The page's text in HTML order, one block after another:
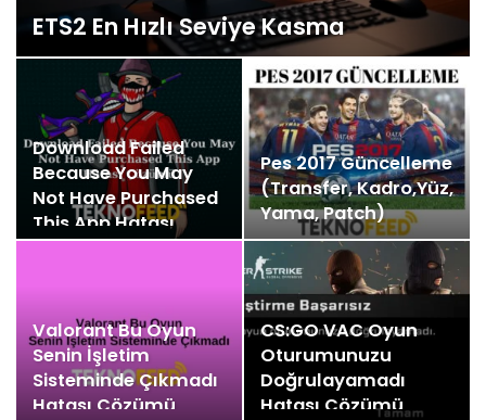
ETS2 En Hızlı Seviye Kasma
Download Failed
Because You May
Not Have Purchased
This App Hatası…
Pes 2017 Güncelleme
(Transfer, Kadro,Yüz,
Yama, Patch)
Valorant Bu Oyun
Senin İşletim
Sisteminde Çıkmadı
Hatası Çözümü
CS:GO VAC Oyun
Oturumunuzu
Doğrulayamadı
Hatası Çözümü